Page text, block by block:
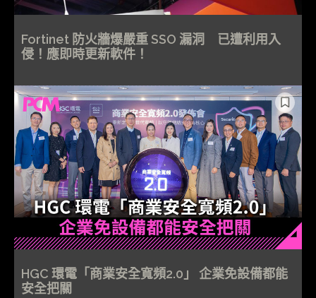
Fortinet 防火牆爆嚴重 SSO 漏洞 已遭利用入
侵！應即時更新軟件！
HGC 環電「商業安全寬頻2.0」 企業免設備都能
安全把關